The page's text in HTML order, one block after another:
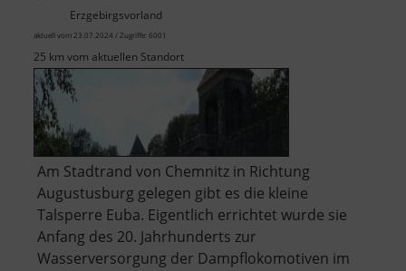
Erzgebirgsvorland
aktuell vom 23.07.2024 / Zugriffe: 6001
25 km vom aktuellen Standort
Am Stadtrand von Chemnitz in Richtung
Augustusburg gelegen gibt es die kleine
Talsperre Euba. Eigentlich errichtet wurde sie
Anfang des 20. Jahrhunderts zur
Wasserversorgung der Dampflokomotiven im